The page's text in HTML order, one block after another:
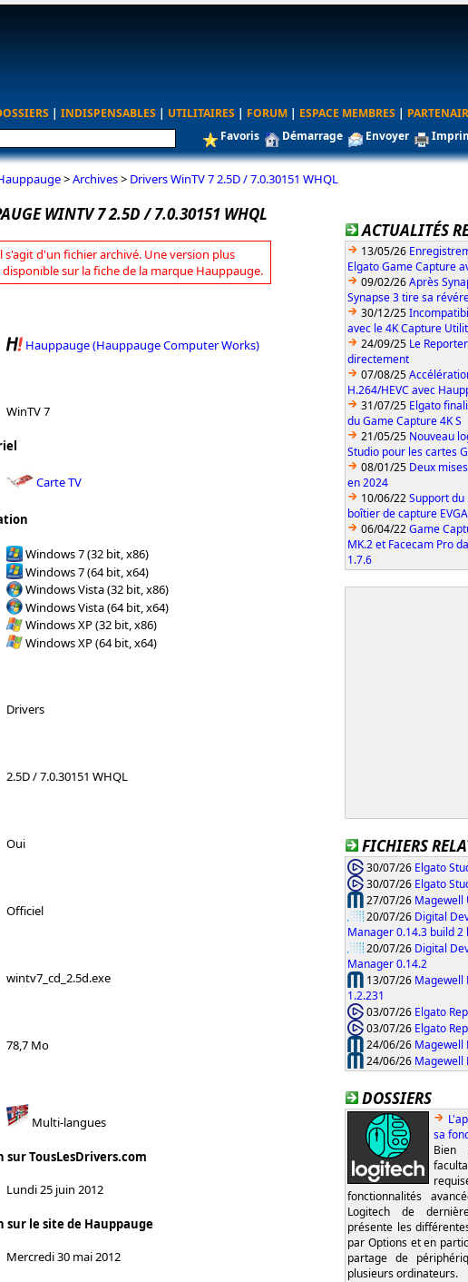
| INDISPENSABLES | UTILITAIRES | FORUM | ESPACE MEMBRES |
Favoris Démarrage Envoyer
>Archives> Drivers WinTV 7 2.5D / 7.0.30151 WHQL
WINTV 7 2.5D / 7.0.30151 WHQL
s'agit d'un fichier archivé. Une version plus
disponible sur la fiche de la marque Hauppauge.
Hauppauge (Hauppauge Computer Works)
WinTV 7
Carte TV
Windows 7 (32 bit, x86)
Windows 7 (64 bit, x64)
Windows Vista (32 bit, x86)
Windows Vista (64 bit, x64)
Windows XP (32 bit, x86)
Windows XP (64 bit, x64)
Drivers
2.5D / 7.0.30151 WHQL
Oui
Officiel
wintv7_cd_2.5d.exe
78,7 Mo
Multi-langues
TousLesDrivers.com
Lundi 25 juin 2012
sur le site de Hauppauge
Mercredi 30 mai 2012
ACTUALITÉS
13/05/26
Elgato Game Capture
09/02/26Après
Synapse 3 tire sa
30/12/25
avec le 4K Capture
24/09/25 Le
directement
07/08/25
H.264/HEVC avec
31/07/25 Elgato
du Game Capture 4K S
21/05/25 Nouveau
Studio pour les cartes
08/01/25 Deux
en 2024
10/06/22Support du
boîtier de capture EVGA
06/04/22Game
MK.2 et Facecam Pro
1.7.6
FICHIERS
30/07/26 Elgato
30/07/26 Elgato
27/07/26 Magewell
20/07/26 Digital
Manager 0.14.3 build 2
20/07/26 Digital
Manager 0.14.2
13/07/26 Magewell
1.2.231
03/07/26 Elgato
03/07/26 Elgato
24/06/26 Magewell
24/06/26 Magewell
DOSSIERS
sa
Bien
fonctionnalités
Logitech de
présente les
par Options et en
partage de
plusieurs ordinateurs.